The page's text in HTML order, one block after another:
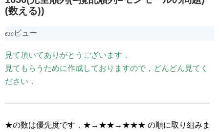
(数える))
610 ビュー
見て頂いてありがとうございます．
見てもらうために作成しておりますので，どんどん見てく
ださい．
★の数は優先度です．★→★★→★★★ の順に取り組みま